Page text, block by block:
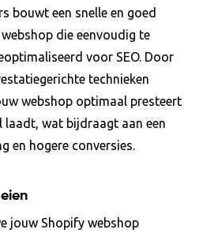
bouwt een snelle en goed
die eenvoudig te
voor SEO. Door
technieken
webshop optimaal presteert
laadt, wat bijdraagt aan een
en hogere conversies.
jouw Shopify webshop